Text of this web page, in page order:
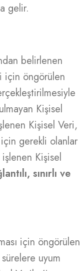
gelir.
belirlenen
için öngörülen
Kişisel
Kişisel Veri,
gerekli olanlar
işlenen Kişisel
sınırlı ve
için öngörülen
uyum